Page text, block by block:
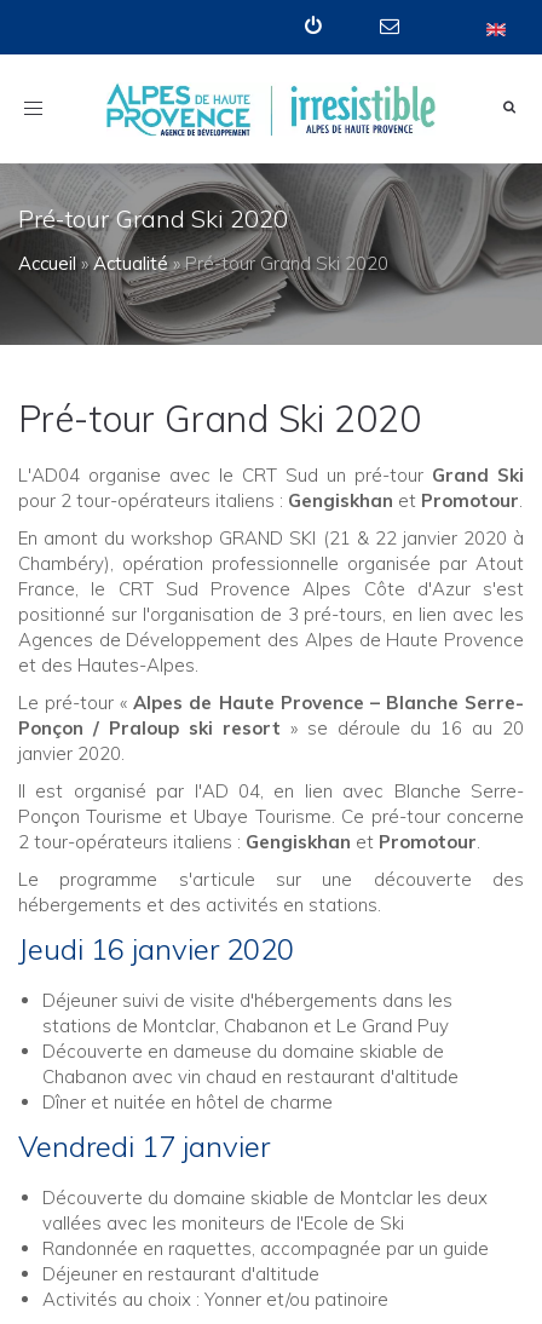
Toggle
navigation
Pré-tour Grand Ski 2020
Accueil»Actualité»Pré-tour Grand Ski 2020
Pré-tour Grand Ski 2020
L'AD04 organise avec le CRT Sud un pré-tour Grand Ski
pour 2 tour-opérateurs italiens : Gengiskhan et Promotour.
En amont du workshop GRAND SKI (21 & 22 janvier 2020 à
Chambéry), opération professionnelle organisée par Atout
France, le CRT Sud Provence Alpes Côte d'Azur s'est
positionné sur l'organisation de 3 pré-tours, en lien avec les
Agences de Développement des Alpes de Haute Provence
et des Hautes-Alpes.
Le pré-tour «Alpes de Haute Provence – Blanche Serre-
Ponçon / Praloup ski resort » se déroule du 16 au 20
janvier 2020.
Il est organisé par l'AD 04, en lien avec Blanche Serre-
Ponçon Tourisme et Ubaye Tourisme. Ce pré-tour concerne
2 tour-opérateurs italiens : Gengiskhan et Promotour.
Le programme s'articule sur une découverte des
hébergements et des activités en stations.
Jeudi 16 janvier 2020
Déjeuner suivi de visite d'hébergements dans les
stations de Montclar, Chabanon et Le Grand Puy
Découverte en dameuse du domaine skiable de
Chabanon avec vin chaud en restaurant d'altitude
Dîner et nuitée en hôtel de charme
Vendredi 17 janvier
Découverte du domaine skiable de Montclar les deux
vallées avec les moniteurs de l'Ecole de Ski
Randonnée en raquettes, accompagnée par un guide
Déjeuner en restaurant d'altitude
Activités au choix : Yonner et/ou patinoire